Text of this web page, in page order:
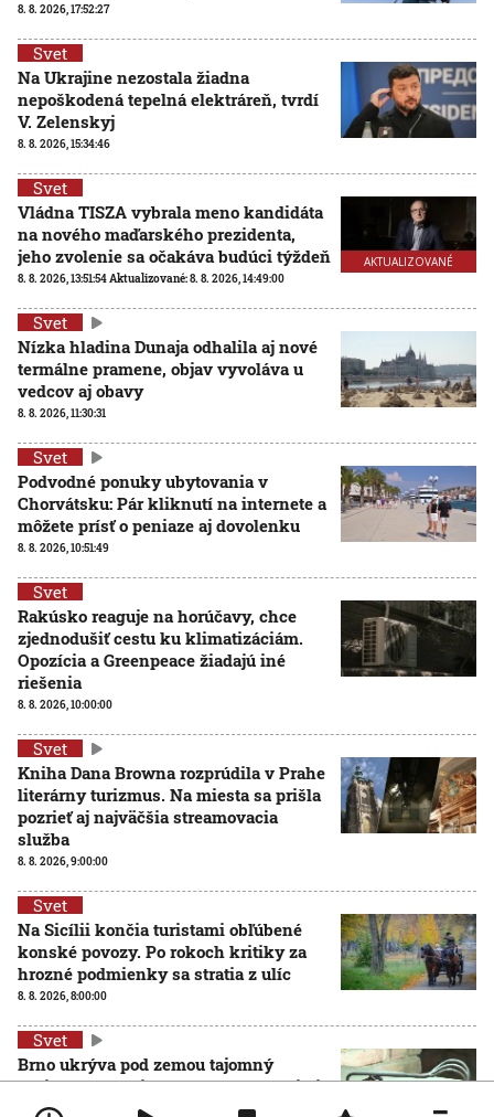
8. 8. 2026, 17:52:27
Svet
Na Ukrajine nezostala žiadna
nepoškodená tepelná elektráreň, tvrdí
V. Zelenskyj
8. 8. 2026, 15:34:46
AKTUALIZOVANÉ
Svet
Vládna TISZA vybrala meno kandidáta
na nového maďarského prezidenta,
jeho zvolenie sa očakáva budúci týždeň
8. 8. 2026, 13:51:54Aktualizované:8. 8. 2026, 14:49:00
Svet
Nízka hladina Dunaja odhalila aj nové
termálne pramene, objav vyvoláva u
vedcov aj obavy
8. 8. 2026, 11:30:31
Svet
Podvodné ponuky ubytovania v
Chorvátsku: Pár kliknutí na internete a
môžete prísť o peniaze aj dovolenku
8. 8. 2026, 10:51:49
Svet
Rakúsko reaguje na horúčavy, chce
zjednodušiť cestu ku klimatizáciám.
Opozícia a Greenpeace žiadajú iné
riešenia
8. 8. 2026, 10:00:00
Svet
Kniha Dana Browna rozprúdila v Prahe
literárny turizmus. Na miesta sa prišla
pozrieť aj najväčšia streamovacia
služba
8. 8. 2026, 9:00:00
Svet
Na Sicílii končia turistami obľúbené
konské povozy. Po rokoch kritiky za
hrozné podmienky sa stratia z ulíc
8. 8. 2026, 8:00:00
Svet
Brno ukrýva pod zemou tajomný
zážitkový labyrint. My sme sa doň išli
pozrieť s kamerou